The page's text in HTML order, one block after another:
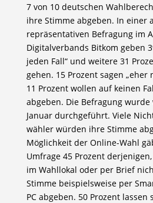
7 von 10 deutschen
ihre Stimme abgeben. In einer
repräsentativen Befragung im
Digitalverbands Bitkom geben
jeden Fall“ und weitere 31
gehen. 15 Prozent sagen „eher
11 Prozent wollen auf keinen
abgeben. Die Befragung wurde
Januar durchgeführt. Viele
wähler würden ihre Stimme
Möglichkeit der Online-Wahl
Umfrage 45 Prozent
im Wahllokal oder per Brief
Stimme beispielsweise per
PC abgeben. 50 Prozent